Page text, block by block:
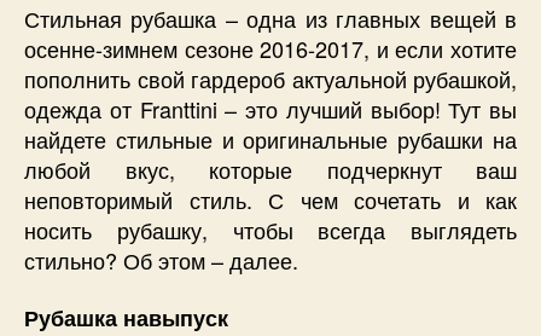
Стильная рубашка – одна из главных вещей в
осенне-зимнем сезоне 2016-2017, и если хотите
пополнить свой гардероб актуальной рубашкой,
одежда от Franttini – это лучший выбор! Тут вы
найдете стильные и оригинальные рубашки на
любой вкус, которые подчеркнут ваш
неповторимый стиль. С чем сочетать и как
носить рубашку, чтобы всегда выглядеть
стильно? Об этом – далее.
Рубашка навыпуск